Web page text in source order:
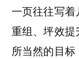
一页往往写
重组、坪效
所当然的目